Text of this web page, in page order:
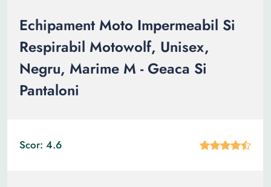
Echipament Moto Impermeabil Si
Respirabil Motowolf, Unisex,
Negru, Marime M - Geaca Si
Pantaloni
Scor: 4.6